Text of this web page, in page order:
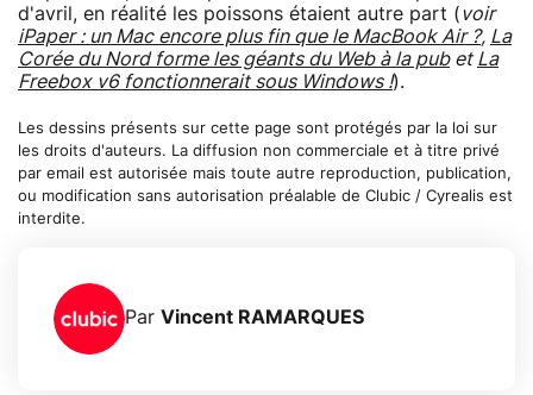
d'avril, en réalité les poissons étaient autre part (voir
iPaper : un Mac encore plus fin que le MacBook Air ?, La
Corée du Nord forme les géants du Web à la pubet La
Freebox v6 fonctionnerait sous Windows !).
Les dessins présents sur cette page sont protégés par la loi sur
les droits d'auteurs. La diffusion non commerciale et à titre privé
par email est autorisée mais toute autre reproduction, publication,
ou modification sans autorisation préalable de Clubic / Cyrealis est
interdite.
Par Vincent RAMARQUES